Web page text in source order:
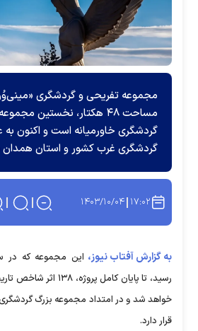
مجموعه تفریحی و گردشگری
مساحت ۴۸ هکتار، نخستین
گردشگری خاورمیانه است و اکنون
گردشگری غرب کشور و استان
۱۷:۰۲ ۱۴۰۳/۱۰/۰۴
به گزارش آفتاب نیوز،
رسید، تا پایان کامل
خواهد شد و در امتداد مجموعه بزرگ
قرار دارد.